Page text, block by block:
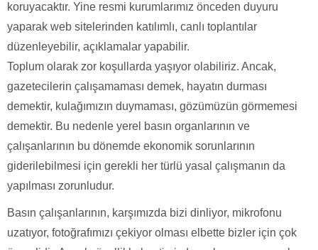
koruyacaktır. Yine resmi kurumlarımız önceden duyuru
yaparak web sitelerinden katılımlı, canlı toplantılar
düzenleyebilir, açıklamalar yapabilir.
Toplum olarak zor koşullarda yaşıyor olabiliriz. Ancak,
gazetecilerin çalışamaması demek, hayatın durması
demektir, kulağımızın duymaması, gözümüzün görmemesi
demektir. Bu nedenle yerel basın organlarının ve
çalışanlarının bu dönemde ekonomik sorunlarının
giderilebilmesi için gerekli her türlü yasal çalışmanın da
yapılması zorunludur.
Basın çalışanlarının, karşımızda bizi dinliyor, mikrofonu
uzatıyor, fotoğrafımızı çekiyor olması elbette bizler için çok